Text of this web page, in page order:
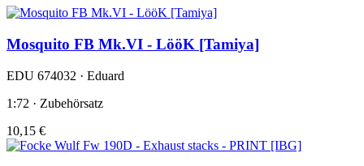
Mosquito FB Mk.VI - LööK [Tamiya]
EDU 674032 · Eduard
1:72 · Zubehörsatz
10,15 €